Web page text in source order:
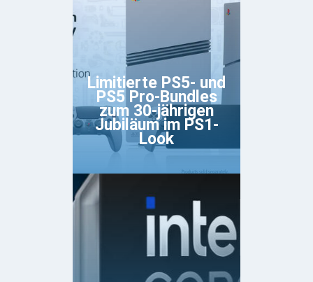
Limitierte PS5- und
PS5 Pro-Bundles
zum 30-jährigen
Jubiläum im PS1-
Look